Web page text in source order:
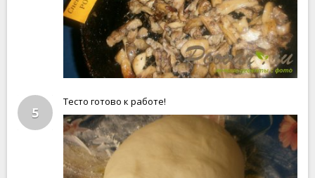
5
Тесто готово к работе!